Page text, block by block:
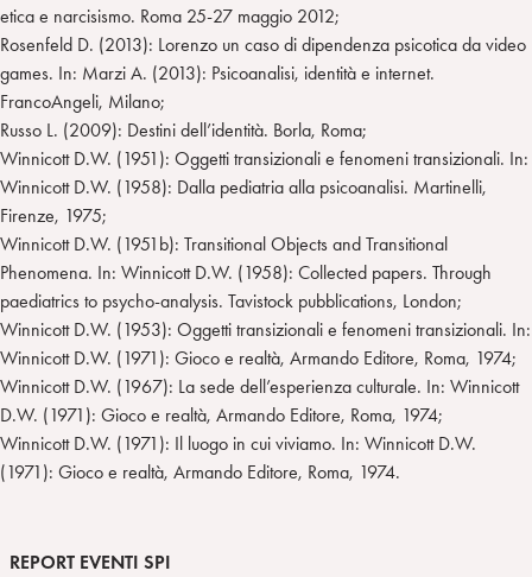
etica e narcisismo. Roma 25-27 maggio 2012;
Rosenfeld D. (2013): Lorenzo un caso di dipendenza psicotica da video
games. In: Marzi A. (2013): Psicoanalisi, identità e internet.
FrancoAngeli, Milano;
Russo L. (2009): Destini dell’identità. Borla, Roma;
Winnicott D.W. (1951): Oggetti transizionali e fenomeni transizionali. In:
Winnicott D.W. (1958): Dalla pediatria alla psicoanalisi. Martinelli,
Firenze, 1975;
Winnicott D.W. (1951b): Transitional Objects and Transitional
Phenomena. In: Winnicott D.W. (1958): Collected papers. Through
paediatrics to psycho-analysis. Tavistock pubblications, London;
Winnicott D.W. (1953): Oggetti transizionali e fenomeni transizionali. In:
Winnicott D.W. (1971): Gioco e realtà, Armando Editore, Roma, 1974;
Winnicott D.W. (1967): La sede dell’esperienza culturale. In: Winnicott
D.W. (1971): Gioco e realtà, Armando Editore, Roma, 1974;
Winnicott D.W. (1971): Il luogo in cui viviamo. In: Winnicott D.W.
(1971): Gioco e realtà, Armando Editore, Roma, 1974.
REPORT EVENTI SPI